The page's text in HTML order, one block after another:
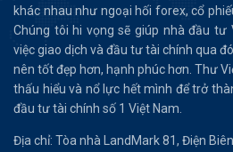
khác nhau như ngoại hối forex, cổ
Chúng tôi hi vọng sẽ giúp nhà đầu tư
việc giao dịch và đầu tư tài chính qua
nên tốt đẹp hơn, hạnh phúc hơn. Thư
thấu hiểu và nổ lực hết mình để trở
đầu tư tài chính số 1 Việt Nam.
Địa chỉ: Tòa nhà LandMark 81, Điện